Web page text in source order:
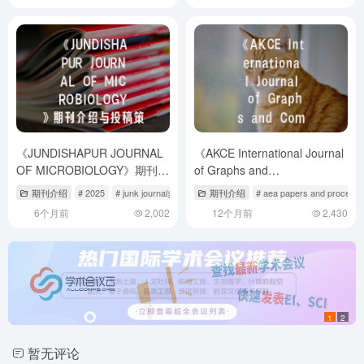
《JUNDISHAPUR JOURNAL
OF MICROBIOLOGY》期刊介
绍与投稿策略
期刊介绍 # 2025 # junk journal多少页 # junk journal封面材料
6个月前 2,002
《AKCE International Journal
of Graphs and
Combinatorics》期刊解析-如
何高效完成学术投稿？
期刊介绍 # aea papers and
12个月前 2,430
1 2
暂无评论